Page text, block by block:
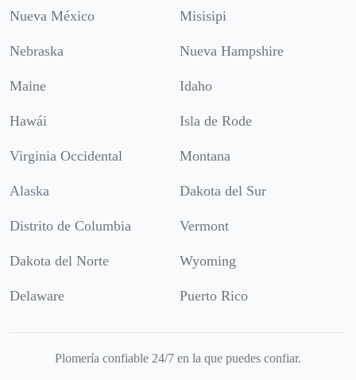
Nueva México Misisipi
Nebraska Nueva Hampshire
Maine Idaho
Hawái Isla de Rode
Virginia Occidental Montana
Alaska Dakota del Sur
Distrito de Columbia Vermont
Dakota del Norte Wyoming
Delaware Puerto Rico
Plomería confiable 24/7 en la que puedes confiar.